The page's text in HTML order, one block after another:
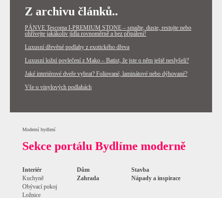
Z archivu článků..
PÁNVE Tescoma I-PREMIUM STONE – smažte, duste, restujte nebo
ohřívejte jakákoliv jídla rovnoměrně a bez připálení!
Luxusní dřevěné podlahy z exotického dřeva
Luxusní ložní povlečení z Mako – Batist, že jste o něm ještě neslyšeli?
Jaké interiérové dveře vybrat? Foliované, laminátové nebo dýhované?
Vše o vinylových podlahách
Moderní bydlení
Sekce portálu Bydlíme moderně
Interiér
Kuchyně
Obývací pokoj
Ložnice
Dům
Stavba
Zahrada
Nápady a inspirace